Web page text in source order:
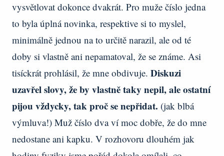
vysvětlovat dokonce dvakrát. Pro muže číslo jedna
to byla úplná novinka, respektive si to myslel,
minimálně jednou na to určitě narazil, ale od té
doby si vlastně ani nepamatoval, že se známe. Asi
tisíckrát prohlásil, že mne obdivuje. Diskuzi
uzavřel slovy, že by vlastně taky nepil, ale ostatní
pijou vždycky, tak proč se nepřidat. (jak blbá
výmluva!) Muž číslo dva ví moc dobře, že do mne
nedostane ani kapku. V rozhovoru dlouhém jak